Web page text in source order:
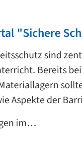
"Sichere
sind
Bereits
Aspekte der
im…